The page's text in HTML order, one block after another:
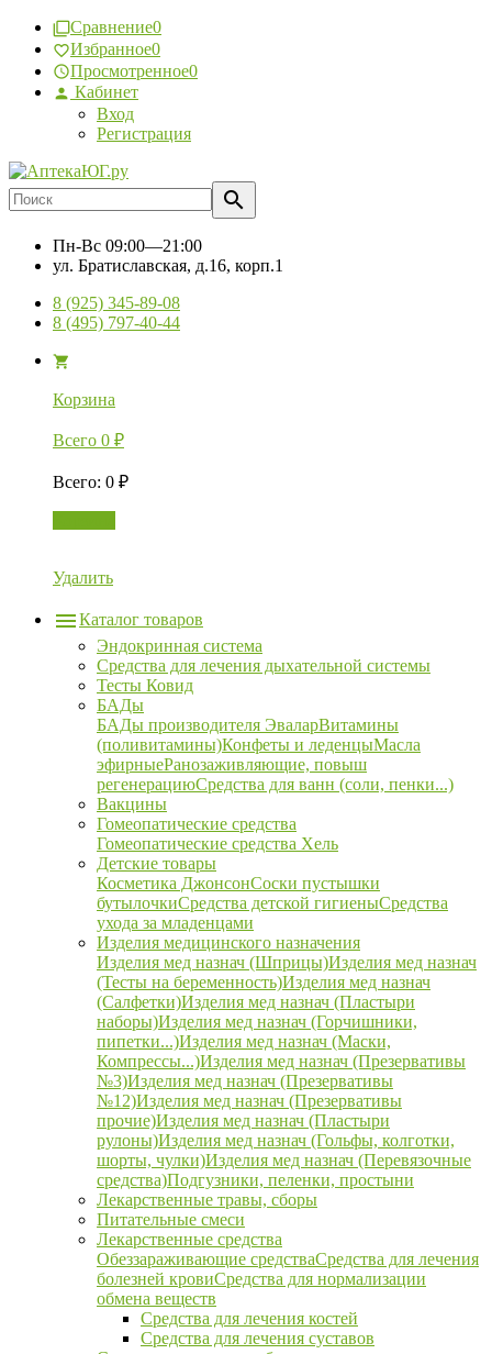
Сравнение0
Избранное0
Просмотренное0
Кабинет
Вход
Регистрация
Пн-Вс 09:00—21:00
ул. Братиславская, д.16, корп.1
8 (925) 345-89-08
8 (495) 797-40-44
Корзина
Всего 0 ₽
Всего: 0 ₽
Удалить
Каталог товаров
Эндокринная система
Средства для лечения дыхательной системы
Тесты Ковид
БАДы
БАДы производителя ЭваларВитамины
(поливитамины)Конфеты и леденцыМасла
эфирныеРанозаживляющие, повыш
регенерациюСредства для ванн (соли, пенки...)
Вакцины
Гомеопатические средства
Гомеопатические средства Хель
Детские товары
Косметика ДжонсонСоски пустышки
бутылочкиСредства детской гигиеныСредства
ухода за младенцами
Изделия медицинского назначения
Изделия мед назнач (Шприцы)Изделия мед назнач
(Тесты на беременность)Изделия мед назнач
(Салфетки)Изделия мед назнач (Пластыри
наборы)Изделия мед назнач (Горчишники,
пипетки...)Изделия мед назнач (Маски,
Компрессы...)Изделия мед назнач (Презервативы
№3)Изделия мед назнач (Презервативы
№12)Изделия мед назнач (Презервативы
прочие)Изделия мед назнач (Пластыри
рулоны)Изделия мед назнач (Гольфы, колготки,
шорты, чулки)Изделия мед назнач (Перевязочные
средства)Подгузники, пеленки, простыни
Лекарственные травы, сборы
Питательные смеси
Лекарственные средства
Обеззараживающие средстваСредства для лечения
болезней кровиСредства для нормализации
обмена веществ
Средства для лечения костей
Средства для лечения суставов